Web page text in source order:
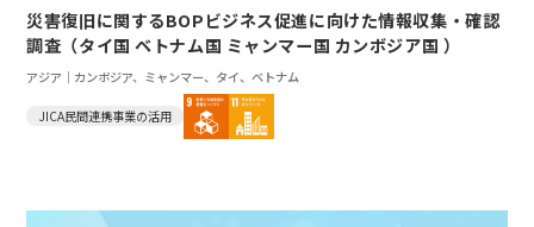
災害復旧に関するBOPビジネス促進に向けた情報収集・確認
調査（タイ国 ベトナム国 ミャンマー国 カンボジア国 ）
アジア｜カンボジア、ミャンマー、タイ、ベトナム
JICA民間連携事業の活用